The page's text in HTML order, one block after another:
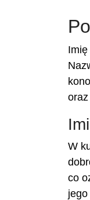
Imię
W
co
jego